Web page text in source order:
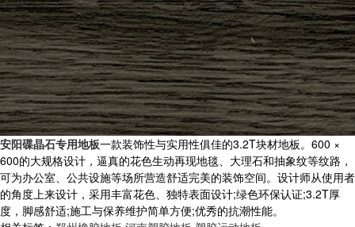
安阳碟晶石专用地板一款装饰性与实用性俱佳的3.2T块材地板。600 ×
600的大规格设计，逼真的花色生动再现地毯、大理石和抽象纹等纹路，
可为办公室、公共设施等场所营造舒适完美的装饰空间。设计师从使用者
的角度上来设计，采用丰富花色、独特表面设计;绿色环保认证;3.2T厚
度，脚感舒适;施工与保养维护简单方便;优秀的抗潮性能。